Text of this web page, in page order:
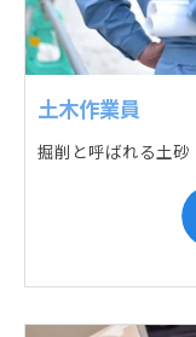
土木作業員